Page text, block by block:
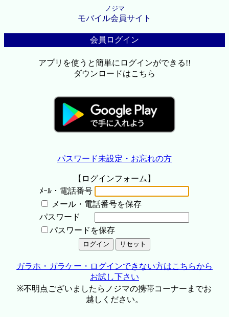
ノジマ
モバイル会員サイト
会員ログイン
アプリを使うと簡単にログインができる!!
ダウンロードはこちら
パスワード未設定・お忘れの方
【ログインフォーム】
ﾒｰﾙ・電話番号
メール・電話番号を保存
パスワード
パスワードを保存
ガラホ・ガラケー・ログインできない方はこちらから
お試し下さい
※不明点ございましたらノジマの携帯コーナーまでお
越しください。